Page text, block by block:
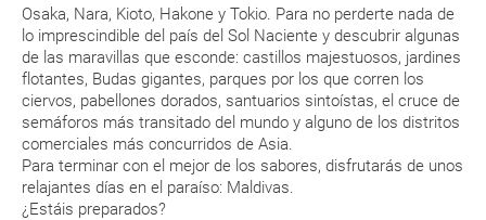
Osaka, Nara, Kioto, Hakone y Tokio. Para no perderte nada de
lo imprescindible del país del Sol Naciente y descubrir algunas
de las maravillas que esconde: castillos majestuosos, jardines
flotantes, Budas gigantes, parques por los que corren los
ciervos, pabellones dorados, santuarios sintoístas, el cruce de
semáforos más transitado del mundo y alguno de los distritos
comerciales más concurridos de Asia.
Para terminar con el mejor de los sabores, disfrutarás de unos
relajantes días en el paraíso: Maldivas.
¿Estáis preparados?